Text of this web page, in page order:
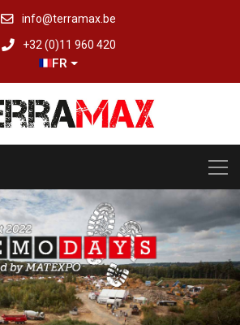
info@terramax.be
+32 (0)11 960 420
FR